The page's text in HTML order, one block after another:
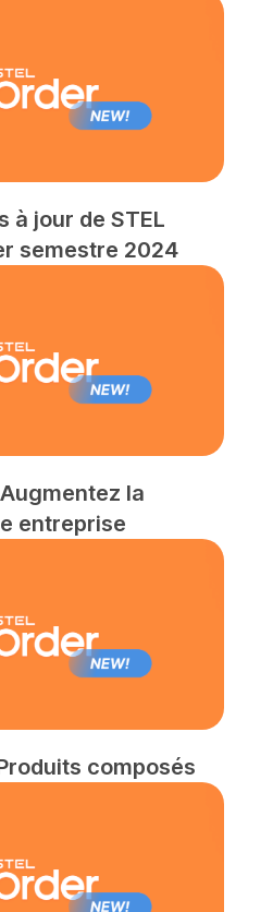
à jour de STEL
semestre 2024
la
entreprise
composés